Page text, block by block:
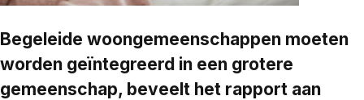
Begeleide woongemeenschappen moeten
worden geïntegreerd in een grotere
gemeenschap, beveelt het rapport aan